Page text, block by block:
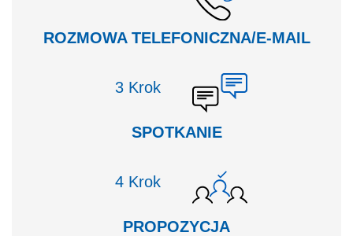
ROZMOWA TELEFONICZNA/E-MAIL
Krok
SPOTKANIE
Krok
PROPOZYCJA